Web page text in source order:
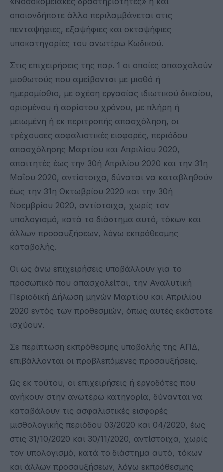
οποιονδήποτε άλλο περιλαμβάνεται στις
πενταψήφιες, εξαψήφιες και οκταψήφιες
υποκατηγορίες του ανωτέρω Κωδικού.
Στις επιχειρήσεις της παρ. 1 οι οποίες απασχολούν
μισθωτούς που αμείβονται με μισθό ή
ημερομίσθιο, με σχέση εργασίας ιδιωτικού δικαίου,
ορισμένου ή αορίστου χρόνου, με πλήρη ή
μειωμένη ή εκ περιτροπής απασχόληση, οι
τρέχουσες ασφαλιστικές εισφορές, περιόδου
απασχόλησης Μαρτίου και Απριλίου 2020,
απαιτητές έως την 30ή Απριλίου 2020 και την 31η
Μαΐου 2020, αντίστοιχα, δύναται να καταβληθούν
έως την 31η Οκτωβρίου 2020 και την 30ή
Νοεμβρίου 2020, αντίστοιχα, χωρίς τον
υπολογισμό, κατά το διάστημα αυτό, τόκων και
άλλων προσαυξήσεων, λόγω εκπρόθεσμης
καταβολής.
Οι ως άνω επιχειρήσεις υποβάλλουν για το
προσωπικό που απασχολείται, την Αναλυτική
Περιοδική Δήλωση μηνών Μαρτίου και Απριλίου
2020 εντός των προθεσμιών, όπως αυτές εκάστοτε
ισχύουν.
Σε περίπτωση εκπρόθεσμης υποβολής της ΑΠΔ,
επιβάλλονται οι προβλεπόμενες προσαυξήσεις.
Ως εκ τούτου, οι επιχειρήσεις ή εργοδότες που
ανήκουν στην ανωτέρω κατηγορία, δύνανται να
καταβάλουν τις ασφαλιστικές εισφορές
μισθολογικής περιόδου 03/2020 και 04/2020, έως
στις 31/10/2020 και 30/11/2020, αντίστοιχα, χωρίς
τον υπολογισμό, κατά το διάστημα αυτό, τόκων
και άλλων προσαυξήσεων, λόγω εκπρόθεσμης